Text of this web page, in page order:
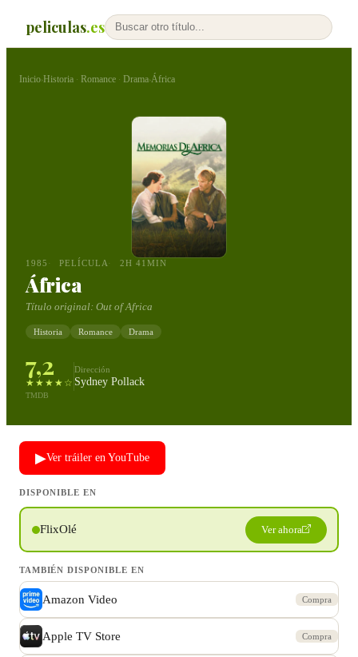
peliculas.es
Inicio›Historia · Romance · Drama›África
1985 PELÍCULA 2H 41MIN
África
Título original: Out of Africa
Historia Romance Drama
7,2
★★★★☆
TMDB
Dirección
Sydney Pollack
▶Ver tráiler en YouTube
DISPONIBLE EN
FlixOlé Ver ahora
TAMBIÉN DISPONIBLE EN
Amazon Video Compra
Apple TV Store Compra